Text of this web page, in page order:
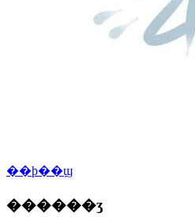
��ϸ��ϣ
������ʒ